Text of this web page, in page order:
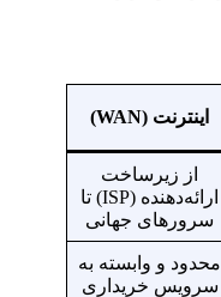
اینترنت (WAN)
از زیرساخت
ارائه‌دهنده (ISP) تا
سرورهای جهانی
محدود و وابسته به
سرویس خریداری